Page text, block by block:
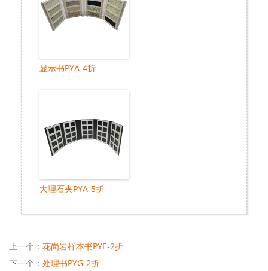
显示书PYA-4折
大理石夹PYA-5折
上一个： 花岗岩样本书PYE-2折
下一个： 处理书PYG-2折